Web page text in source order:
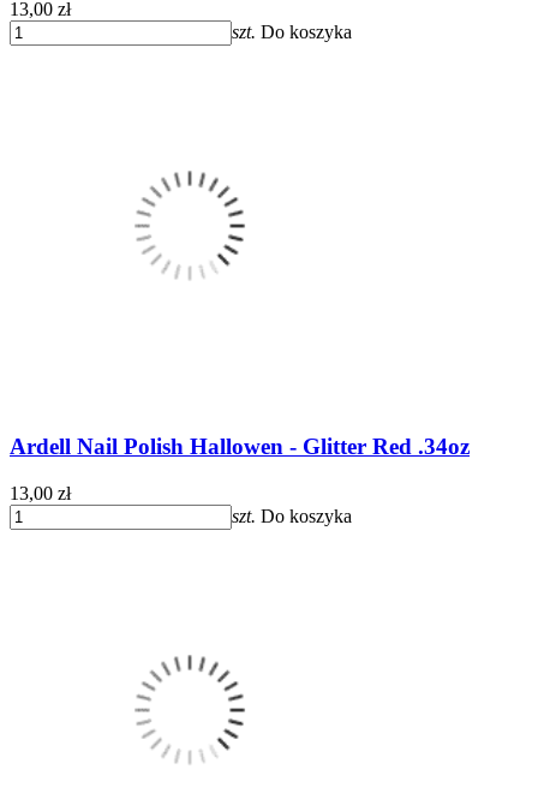
13,00 zł
szt. Do koszyka
Ardell Nail Polish Hallowen - Glitter Red .34oz
13,00 zł
szt. Do koszyka